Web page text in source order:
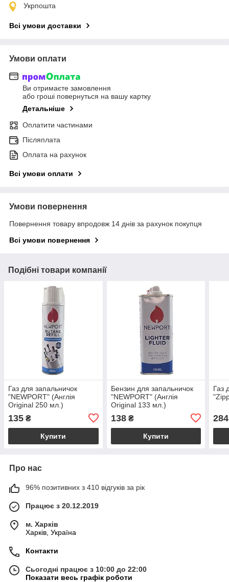
Укрпошта
Всі умови доставки
Умови оплати
Ви отримаєте замовлення
або гроші повернуться на вашу картку
Детальніше
Оплатити частинами
Післяплата
Оплата на рахунок
Всі умови оплати
Умови повернення
Повернення товару впродовж 14 днів за рахунок покупця
Всі умови повернення
Подібні товари компанії
Газ для запальничок
"NEWPORT" (Англія
Original 250 мл.)
135 ₴
Купити
Бензин для запальничок
"NEWPORT" (Англія
Original 133 мл.)
138₴
Купити
Газ
284
Про нас
96% позитивних з 410 відгуків за рік
Працює з 20.12.2019
м. Харків
Харків, Україна
Контакти
Сьогодні працює з 10:00 до 22:00
Показати весь графік роботи